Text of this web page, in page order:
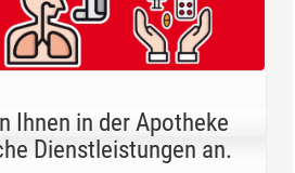
Ihnen in der Apotheke
Dienstleistungen an.